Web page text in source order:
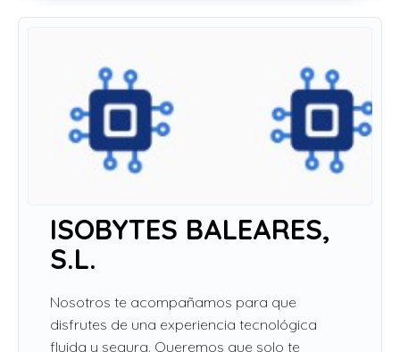
ISOBYTES BALEARES,
S.L.
Nosotros te acompañamos para que
disfrutes de una experiencia tecnológica
fluida y segura. Queremos que solo te